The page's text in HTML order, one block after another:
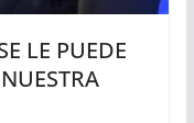
LE PUEDE